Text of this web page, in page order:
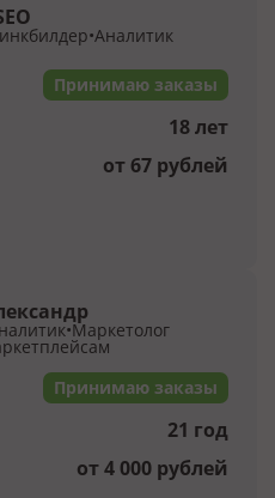
Аналитик
Принимаю заказы
18 лет
от 67 рублей
Маркетолог
Принимаю заказы
21 год
от 4 000 рублей